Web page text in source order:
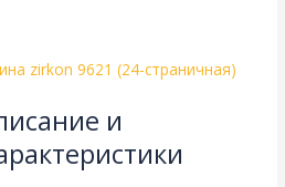
и